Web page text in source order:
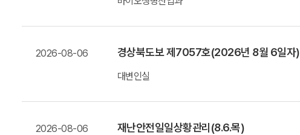
2026-08-06 경상북도보 제7057호(2026년 8월 6일자)
대변인실
2026-08-06 재난안전일일상황관리(8.6.목)